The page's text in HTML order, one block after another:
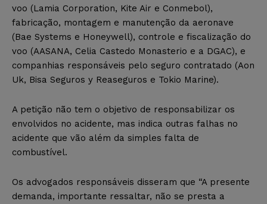
voo (Lamia Corporation, Kite Air e Conmebol),
fabricação, montagem e manutenção da aeronave
(Bae Systems e Honeywell), controle e fiscalização do
voo (AASANA, Celia Castedo Monasterio e a DGAC), e
companhias responsáveis pelo seguro contratado (Aon
Uk, Bisa Seguros y Reaseguros e Tokio Marine).
A petição não tem o objetivo de responsabilizar os
envolvidos no acidente, mas indica outras falhas no
acidente que vão além da simples falta de
combustível.
Os advogados responsáveis disseram que “A presente
demanda, importante ressaltar, não se presta a